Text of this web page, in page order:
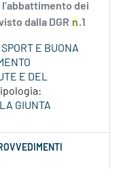
dei
dalla DGR n.1
E BUONA
E DEL
GIUNTA